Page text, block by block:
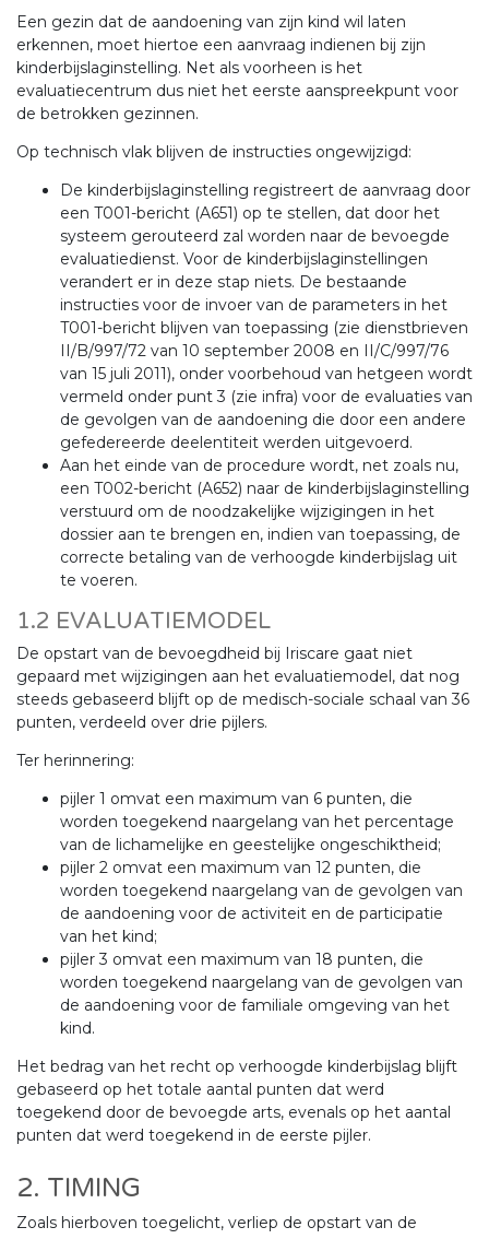
Een gezin dat de aandoening van zijn kind wil laten
erkennen, moet hiertoe een aanvraag indienen bij zijn
kinderbijslaginstelling. Net als voorheen is het
evaluatiecentrum dus niet het eerste aanspreekpunt voor
de betrokken gezinnen.
Op technisch vlak blijven de instructies ongewijzigd:
De kinderbijslaginstelling registreert de aanvraag door
een T001-bericht (A651) op te stellen, dat door het
systeem gerouteerd zal worden naar de bevoegde
evaluatiedienst. Voor de kinderbijslaginstellingen
verandert er in deze stap niets. De bestaande
instructies voor de invoer van de parameters in het
T001-bericht blijven van toepassing (zie dienstbrieven
II/B/997/72 van 10 september 2008 en II/C/997/76
van 15 juli 2011), onder voorbehoud van hetgeen wordt
vermeld onder punt 3 (zie infra) voor de evaluaties van
de gevolgen van de aandoening die door een andere
gefedereerde deelentiteit werden uitgevoerd.
Aan het einde van de procedure wordt, net zoals nu,
een T002-bericht (A652) naar de kinderbijslaginstelling
verstuurd om de noodzakelijke wijzigingen in het
dossier aan te brengen en, indien van toepassing, de
correcte betaling van de verhoogde kinderbijslag uit
te voeren.
1.2 EVALUATIEMODEL
De opstart van de bevoegdheid bij Iriscare gaat niet
gepaard met wijzigingen aan het evaluatiemodel, dat nog
steeds gebaseerd blijft op de medisch-sociale schaal van 36
punten, verdeeld over drie pijlers.
Ter herinnering:
pijler 1 omvat een maximum van 6 punten, die
worden toegekend naargelang van het percentage
van de lichamelijke en geestelijke ongeschiktheid;
pijler 2 omvat een maximum van 12 punten, die
worden toegekend naargelang van de gevolgen van
de aandoening voor de activiteit en de participatie
van het kind;
pijler 3 omvat een maximum van 18 punten, die
worden toegekend naargelang van de gevolgen van
de aandoening voor de familiale omgeving van het
kind.
Het bedrag van het recht op verhoogde kinderbijslag blijft
gebaseerd op het totale aantal punten dat werd
toegekend door de bevoegde arts, evenals op het aantal
punten dat werd toegekend in de eerste pijler.
2. TIMING
Zoals hierboven toegelicht, verliep de opstart van de